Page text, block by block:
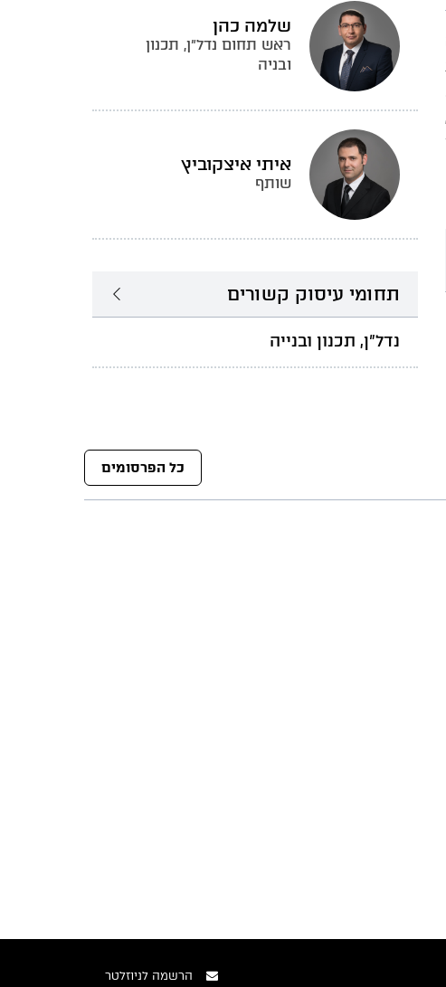
שלמה כהן
ראש תחום נדל״ן, תכנון
ובניה
איתי איצקוביץ
שותף
תחומי עיסוק קשורים
נדל"ן, תכנון ובנייה
כל הפרסומים
הרשמה לניוזלטר